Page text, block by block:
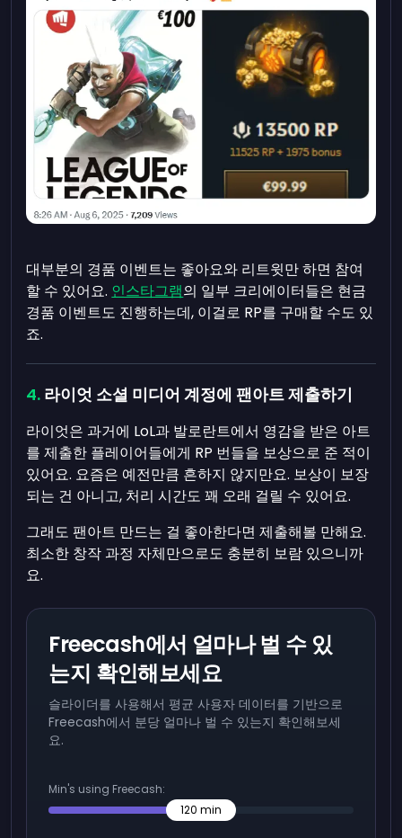
대부분의 경품 이벤트는 좋아요와 리트윗만 하면 참여
할 수 있어요. 인스타그램의 일부 크리에이터들은 현금
경품 이벤트도 진행하는데, 이걸로 RP를 구매할 수도 있
죠.
라이엇 소셜 미디어 계정에 팬아트 제출하기
라이엇은 과거에 LoL과 발로란트에서 영감을 받은 아트
를 제출한 플레이어들에게 RP 번들을 보상으로 준 적이
있어요. 요즘은 예전만큼 흔하지 않지만요. 보상이 보장
되는 건 아니고, 처리 시간도 꽤 오래 걸릴 수 있어요.
그래도 팬아트 만드는 걸 좋아한다면 제출해볼 만해요.
최소한 창작 과정 자체만으로도 충분히 보람 있으니까
요.
Freecash에서 얼마나 벌 수 있
는지 확인해보세요
슬라이더를 사용해서 평균 사용자 데이터를 기반으로
Freecash에서 분당 얼마나 벌 수 있는지 확인해보세
요.
Min's using Freecash:
120 min